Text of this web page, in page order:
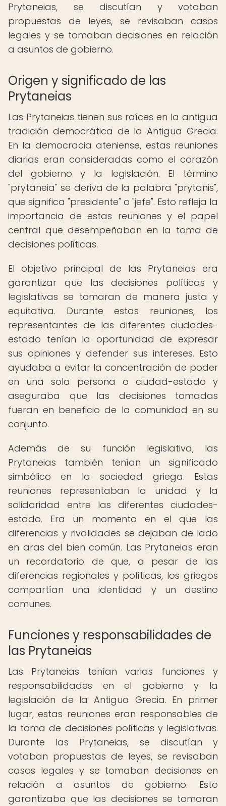
Prytaneias, se discutían y votaban
propuestas de leyes, se revisaban casos
legales y se tomaban decisiones en relación
a asuntos de gobierno.
Origen y significado de las
Prytaneias
Las Prytaneias tienen sus raíces en la antigua
tradición democrática de la Antigua Grecia.
En la democracia ateniense, estas reuniones
diarias eran consideradas como el corazón
del gobierno y la legislación. El término
"prytaneia" se deriva de la palabra "prytanis",
que significa "presidente" o "jefe". Esto refleja la
importancia de estas reuniones y el papel
central que desempeñaban en la toma de
decisiones políticas.
El objetivo principal de las Prytaneias era
garantizar que las decisiones políticas y
legislativas se tomaran de manera justa y
equitativa. Durante estas reuniones, los
representantes de las diferentes ciudades-
estado tenían la oportunidad de expresar
sus opiniones y defender sus intereses. Esto
ayudaba a evitar la concentración de poder
en una sola persona o ciudad-estado y
aseguraba que las decisiones tomadas
fueran en beneficio de la comunidad en su
conjunto.
Además de su función legislativa, las
Prytaneias también tenían un significado
simbólico en la sociedad griega. Estas
reuniones representaban la unidad y la
solidaridad entre las diferentes ciudades-
estado. Era un momento en el que las
diferencias y rivalidades se dejaban de lado
en aras del bien común. Las Prytaneias eran
un recordatorio de que, a pesar de las
diferencias regionales y políticas, los griegos
compartían una identidad y un destino
comunes.
Funciones y responsabilidades de
las Prytaneias
Las Prytaneias tenían varias funciones y
responsabilidades en el gobierno y la
legislación de la Antigua Grecia. En primer
lugar, estas reuniones eran responsables de
la toma de decisiones políticas y legislativas.
Durante las Prytaneias, se discutían y
votaban propuestas de leyes, se revisaban
casos legales y se tomaban decisiones en
relación a asuntos de gobierno. Esto
garantizaba que las decisiones se tomaran